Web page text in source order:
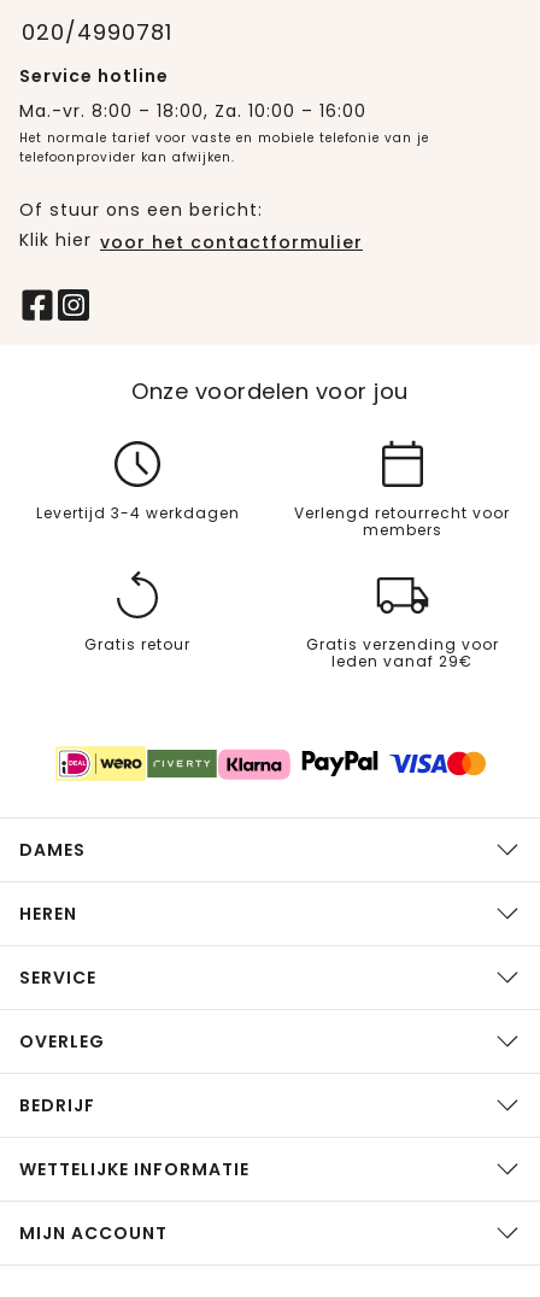
020/4990781
Service hotline
Ma.-vr. 8:00 – 18:00, Za. 10:00 – 16:00
Het normale tarief voor vaste en mobiele telefonie van je
telefoonprovider kan afwijken.
Of stuur ons een bericht:
Klik hier voor het contactformulier
Onze voordelen voor jou
Levertijd 3-4 werkdagen
Verlengd retourrecht voor
members
Gratis retour
Gratis verzending voor
leden vanaf 29€
DAMES
HEREN
SERVICE
OVERLEG
BEDRIJF
WETTELIJKE INFORMATIE
MIJN ACCOUNT